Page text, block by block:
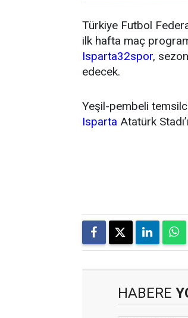
Türkiye Futbol
ilk hafta maç
Isparta32spor,
edecek.
Yeşil-pembeli
Isparta Atatürk
HABERE